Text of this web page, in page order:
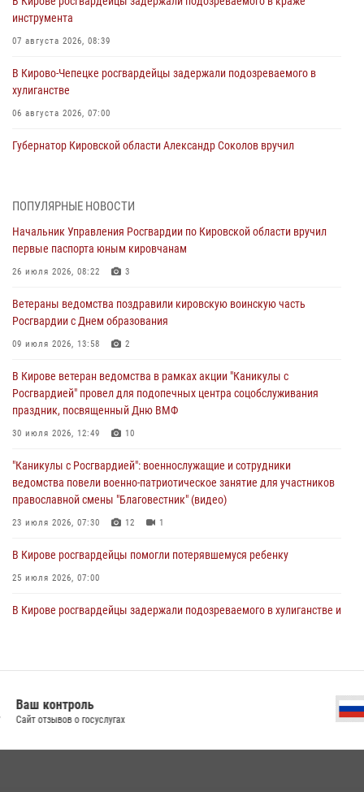
инструмента
07 августа 2026, 08:39
В Кирово-Чепецке росгвардейцы задержали подозреваемого в
хулиганстве
06 августа 2026, 07:00
Губернатор Кировской области Александр Соколов вручил
поддельной купюры
04 августа 2026, 09:30
03 августа 2026, 09:01
В Кирове росгвардейцы и ветераны ведомства приняли участие в
03 августа 2026, 08:45
В Кирове росгвардейцы задержали подозреваемого в краже из
магазина
ПОПУЛЯРНЫЕ НОВОСТИ
Начальник Управления Росгвардии по Кировской области вручил
первые паспорта юным кировчанам
26 июля 2026, 08:22 3
Ветераны ведомства поздравили кировскую воинскую часть
Росгвардии с Днем образования
09 июля 2026, 13:58 2
В Кирове ветеран ведомства в рамках акции "Каникулы с
Росгвардией" провел для подопечных центра соцобслуживания
праздник, посвященный Дню ВМФ
30 июля 2026, 12:49 10
"Каникулы с Росгвардией": военнослужащие и сотрудники
ведомства повели военно-патриотическое занятие для участников
православной смены "Благовестник" (видео)
23 июля 2026, 07:30 12 1
В Кирове росгвардейцы помогли потерявшемуся ребенку
25 июля 2026, 07:00
В Кирове росгвардейцы задержали подозреваемого в хулиганстве и
вневедомственную охрану и поступления в ведомственные вузы
22 июля 2026, 14:51 1
Сервер органов госвласти РФ